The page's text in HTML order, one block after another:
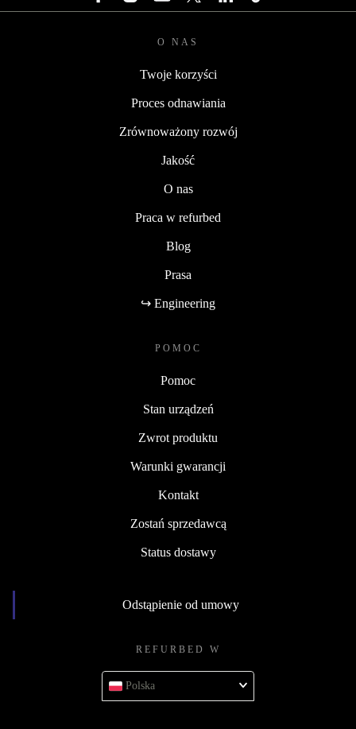
O NAS
Twoje korzyści
Proces odnawiania
Zrównoważony rozwój
Jakość
O nas
Praca w refurbed
Blog
Prasa
↪ Engineering
POMOC
Pomoc
Stan urządzeń
Zwrot produktu
Warunki gwarancji
Kontakt
Zostań sprzedawcą
Status dostawy
Odstąpienie od umowy
REFURBED W
Polska